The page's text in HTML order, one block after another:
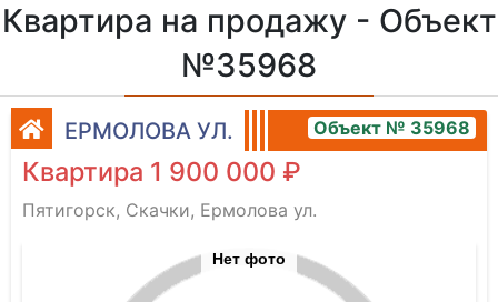
Квартира на продажу - Объект
№35968
ЕРМОЛОВА УЛ. Объект № 35968
Квартира 1 900 000 ₽
Пятигорск, Скачки, Ермолова ул.
Нет фото